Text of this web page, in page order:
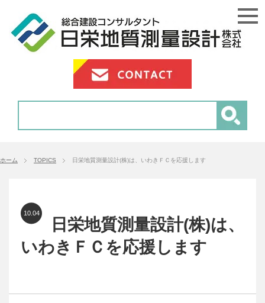
ホーム TOPICS 日栄地質測量設計(株)は、いわきＦＣを応援します
10.04
日栄地質測量設計(株)は、
いわきＦＣを応援します